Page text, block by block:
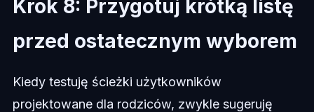
Krok 8: Przygotuj krótką listę
przed ostatecznym wyborem
Kiedy testuję ścieżki użytkowników
projektowane dla rodziców, zwykle sugeruję